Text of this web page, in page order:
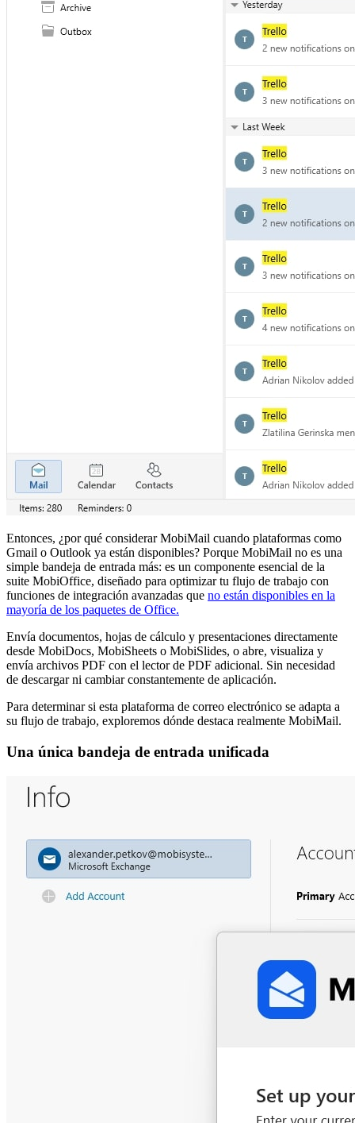
Entonces, ¿por qué considerar MobiMail cuando plataformas como
Gmail o Outlook ya están disponibles? Porque MobiMail no es una
simple bandeja de entrada más: es un componente esencial de la
suite MobiOffice, diseñado para optimizar tu flujo de trabajo con
funciones de integración avanzadas que no están disponibles en la
mayoría de los paquetes de Office.
Envía documentos, hojas de cálculo y presentaciones directamente
desde MobiDocs, MobiSheets o MobiSlides, o abre, visualiza y
envía archivos PDF con el lector de PDF adicional. Sin necesidad
de descargar ni cambiar constantemente de aplicación.
Para determinar si esta plataforma de correo electrónico se adapta a
su flujo de trabajo, exploremos dónde destaca realmente MobiMail.
Una única bandeja de entrada unificada